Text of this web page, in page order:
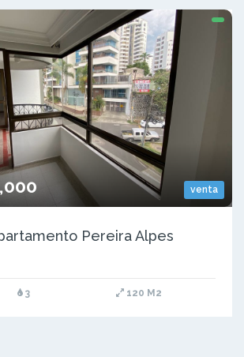
venta
Pereira Alpes
3 120 M2